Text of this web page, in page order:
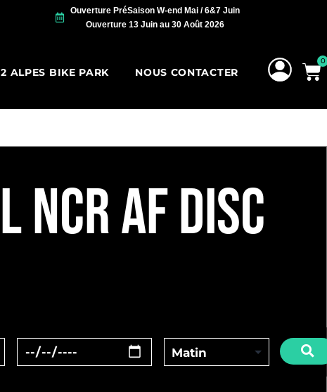
Ouverture PréSaison W-end Mai / 6&7 Juin
Ouverture 13 Juin au 30 Août 2026
2 ALPES BIKE PARK NOUS CONTACTER
0
NCR AF DISC